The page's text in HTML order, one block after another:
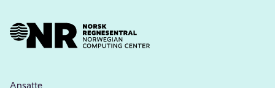
Ansatte